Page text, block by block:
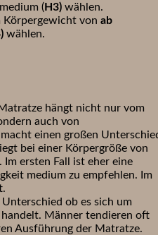
(H3) wählen.
Körpergewicht von ab
wählen.
hängt nicht nur vom
auch von
macht einen großen
bei einer Körpergröße von
Im ersten Fall ist eher eine
medium zu empfehlen. Im
ob es sich um
handelt. Männer tendieren oft
Ausführung der Matratze.